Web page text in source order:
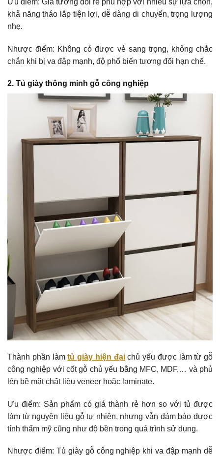
khả năng tháo lắp tiện lợi, dễ dàng di chuyển, trọng lượng
nhẹ.
Nhược điểm: Không có được vẻ sang trọng, không chắc
chắn khi bị va đập mạnh, độ phổ biến tương đối hạn chế.
2. Tủ giày thông minh gỗ công nghiệp
Thành phần làmtủ giày hiện đạichủ yếu được làm từ gỗ
công nghiệp với cốt gỗ chủ yếu bằng MFC, MDF,… và phủ
lên bề mặt chất liệu veneer hoặc laminate.
Ưu điểm: Sản phẩm có giá thành rẻ hơn so với tủ được
làm từ nguyên liệu gỗ tự nhiên, nhưng vẫn đảm bảo được
tính thẩm mỹ cũng như độ bền trong quá trình sử dụng.
Nhược điểm: Tủ giày gỗ công nghiệp khi va đập mạnh dễ